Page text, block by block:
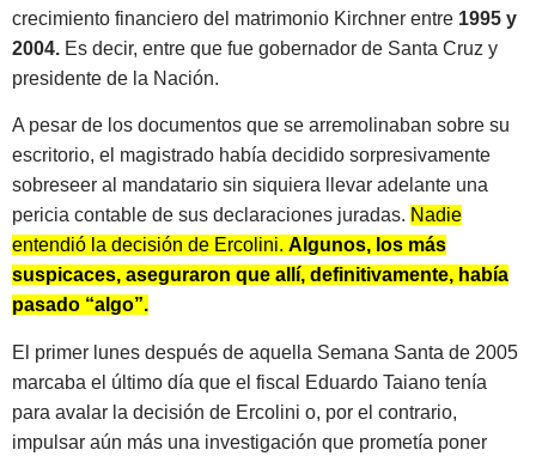
crecimiento financiero del matrimonio Kirchner entre 1995 y
2004. Es decir, entre que fue gobernador de Santa Cruz y
presidente de la Nación.
A pesar de los documentos que se arremolinaban sobre su
escritorio, el magistrado había decidido sorpresivamente
sobreseer al mandatario sin siquiera llevar adelante una
pericia contable de sus declaraciones juradas. Nadie
entendió la decisión de Ercolini. Algunos, los más
suspicaces, aseguraron que allí, definitivamente, había
pasado “algo”.
El primer lunes después de aquella Semana Santa de 2005
marcaba el último día que el fiscal Eduardo Taiano tenía
para avalar la decisión de Ercolini o, por el contrario,
impulsar aún más una investigación que prometía poner